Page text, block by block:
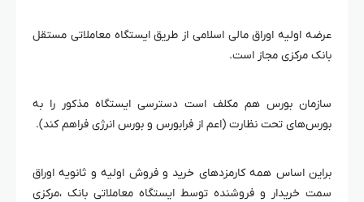
عرضه اولیه اوراق مالی اسلامی از طریق ایستگاه معاملاتی مستقل
بانک مرکزی مجاز است.
سازمان بورس هم مکلف است دسترسی ایستگاه مذکور را به
بورس‌های تحت نظارت (اعم از فرابورس و بورس انرژی فراهم کند).
براین اساس همه کارمزدهای خرید و فروش اولیه و ثانویه اوراق
سمت خریدار و فروشنده توسط ایستگاه معاملاتی بانک ،مرکزی